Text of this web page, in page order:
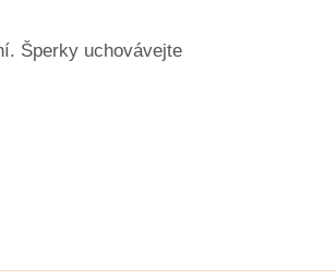
Šperky uchovávejte